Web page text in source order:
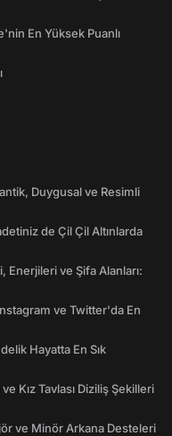
En Yüksek Puanlı
Duygusal ve Resimli
de Çil Çil Altınlarda
Enerjileri ve Şifa Alanları:
ve Twitter'da En
Hayatta En Sık
Kız Tavlası Diziliş Şekilleri
ve Minör Arkana Desteleri